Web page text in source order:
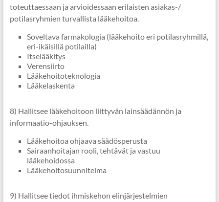
toteuttaessaan ja arvioidessaan erilaisten asiakas-/
potilasryhmien turvallista lääkehoitoa.
Soveltava farmakologia (lääkehoito eri potilasryhmillä,
eri-ikäisillä potilailla)
Itselääkitys
Verensiirto
Lääkehoitoteknologia
Lääkelaskenta
8) Hallitsee lääkehoitoon liittyvän lainsäädännön ja
informaatio-ohjauksen.
Lääkehoitoa ohjaava säädösperusta
Sairaanhoitajan rooli, tehtävät ja vastuu
lääkehoidossa
Lääkehoitosuunnitelma
9) Hallitsee tiedot ihmiskehon elinjärjestelmien